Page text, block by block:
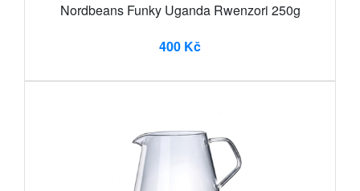
Nordbeans Funky Uganda Rwenzori 250g
400 Kč